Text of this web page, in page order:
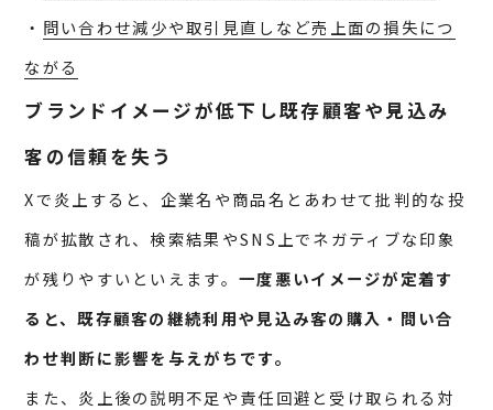
・ 問い合わせ減少や取引見直しなど売上面の損失につ
ながる
ブランドイメージが低下し既存顧客や見込み
客の信頼を失う
Xで炎上すると、企業名や商品名とあわせて批判的な投
稿が拡散され、検索結果やSNS上でネガティブな印象
が残りやすいといえます。 一度悪いイメージが定着す
ると、既存顧客の継続利用や見込み客の購入・問い合
わせ判断に影響を与えがちです。
また、炎上後の説明不足や責任回避と受け取られる対